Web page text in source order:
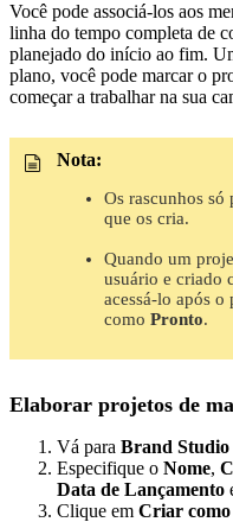
Você pode associá-los aos
linha do tempo completa de
planejado do início ao fim.
plano, você pode marcar o
começar a trabalhar na sua
Nota:
Os rascunhos só
que os cria.
Quando um
usuário e criado
acessá-lo após
como Pronto.
Elaborar projetos de
Vá para Brand Studio
Especifique o Nome,
Data de Lançamento
Clique em Criar